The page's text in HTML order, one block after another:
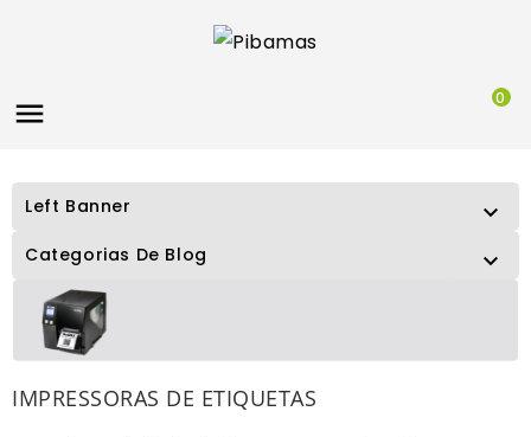
 0
Left Banner 
Categorias De Blog 
IMPRESSORAS DE ETIQUETAS